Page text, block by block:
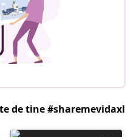
de tine #sharemevidaxl